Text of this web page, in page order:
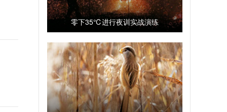
零下35℃进行夜训实战演练